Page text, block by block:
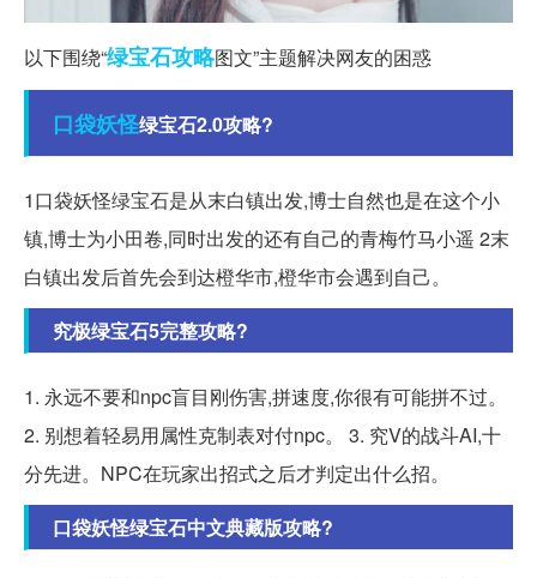
以下围绕“绿宝石攻略图文”主题解决网友的困惑
口袋妖怪绿宝石2.0攻略?
1口袋妖怪绿宝石是从末白镇出发,博士自然也是在这个小
镇,博士为小田卷,同时出发的还有自己的青梅竹马小遥 2末
白镇出发后首先会到达橙华市,橙华市会遇到自己。
究极绿宝石5完整攻略?
1. 永远不要和npc盲目刚伤害,拼速度,你很有可能拼不过。
2. 别想着轻易用属性克制表对付npc。 3. 究V的战斗AI,十
分先进。NPC在玩家出招式之后才判定出什么招。
口袋妖怪绿宝石中文典藏版攻略?